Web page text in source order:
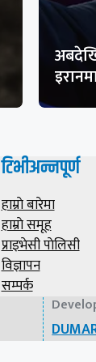
टिभीअन्नपूर्ण
हाम्राे बारेमा
हाम्राे समूह
प्राइभेसी पाेलिसी
विज्ञापन
सम्पर्क